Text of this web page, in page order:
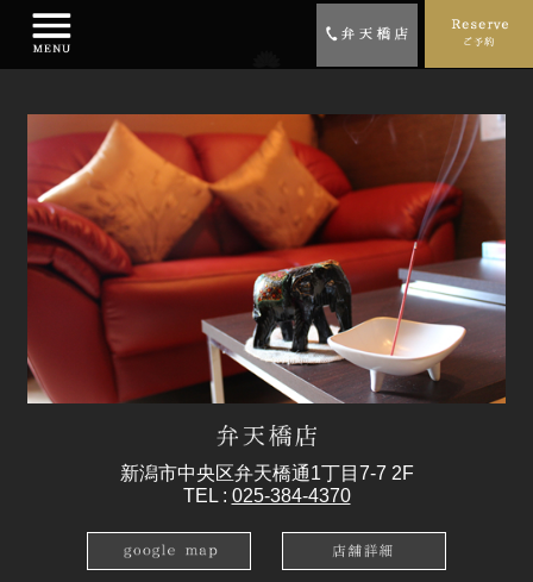
新潟市中央区弁天橋通1丁目7-7 2F
TEL : 025-384-4370